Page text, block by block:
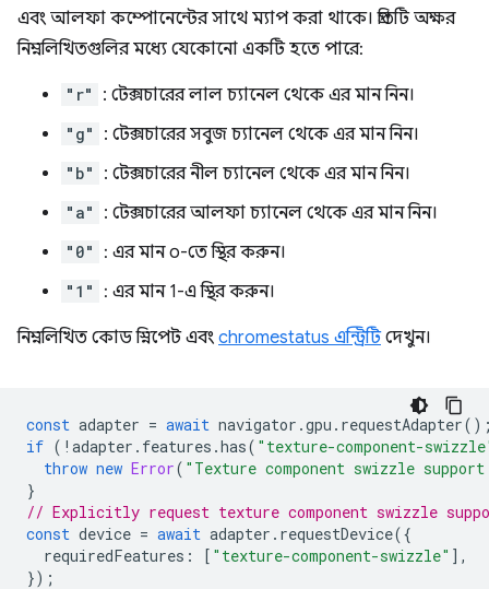
এবং আলফা কম্পোনেন্টের সাথে ম্যাপ করা থাকে। প্রতিটি অক্ষর
নিম্নলিখিতগুলির মধ্যে যেকোনো একটি হতে পারে:
"r" : টেক্সচারের লাল চ্যানেল থেকে এর মান নিন।
"g" : টেক্সচারের সবুজ চ্যানেল থেকে এর মান নিন।
"b" : টেক্সচারের নীল চ্যানেল থেকে এর মান নিন।
"a" : টেক্সচারের আলফা চ্যানেল থেকে এর মান নিন।
"0" : এর মান ০-তে স্থির করুন।
"1" : এর মান 1-এ স্থির করুন।
নিম্নলিখিত কোড স্নিপেট এবং chromestatus এন্ট্রিটিদেখুন।
const adapter = await navigator .gpu . requestAdapter
if ( ! adapter . features .has( "texture-component-
throw new Error( "Texture component swizzle
}
// Explicitly request texture component swizzle
const device = await adapter . requestDevice({
requiredFeatures : [ "texture-component-swizzle" ],
});